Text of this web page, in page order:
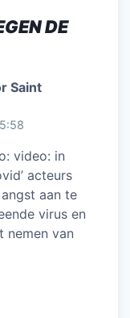
DE
Saint
video: in
acteurs
aan te
virus en
nemen van